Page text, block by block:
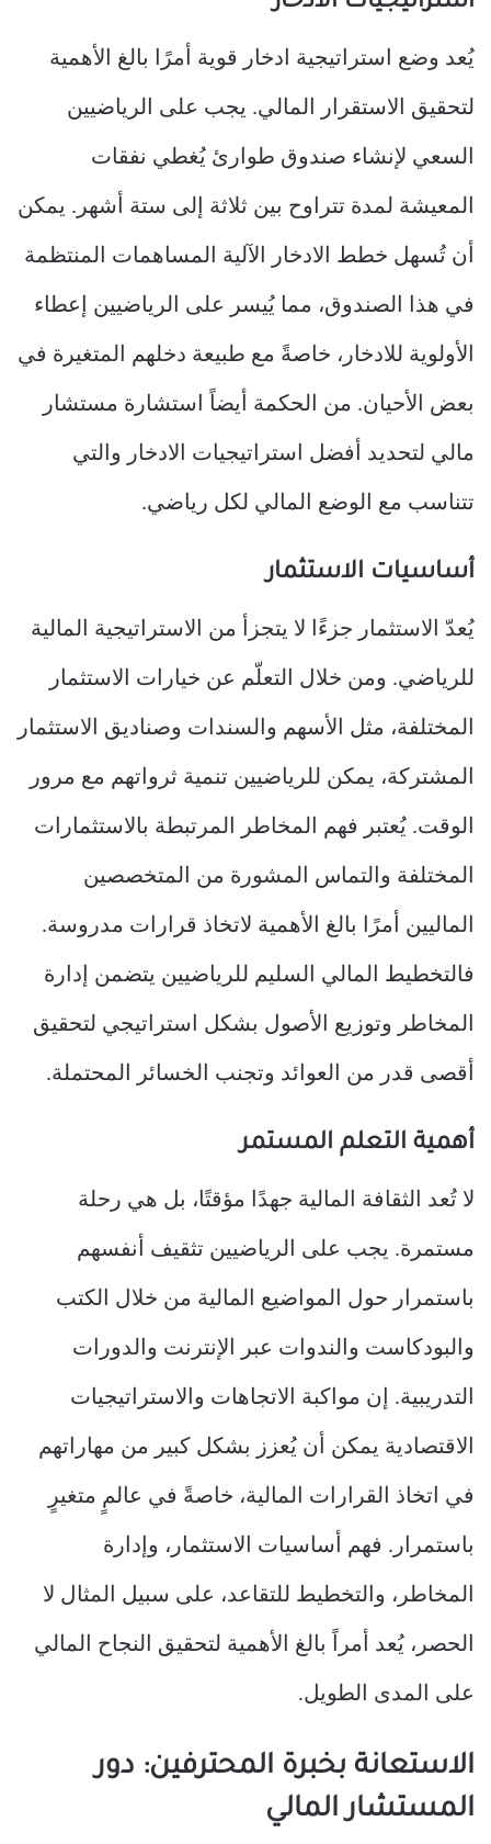
يُعد وضع استراتيجية ادخار قوية أمرًا بالغ الأهمية
لتحقيق الاستقرار المالي. يجب على الرياضيين
السعي لإنشاء صندوق طوارئ يُغطي نفقات
المعيشة لمدة تتراوح بين ثلاثة إلى ستة أشهر. يمكن
أن تُسهل خطط الادخار الآلية المساهمات المنتظمة
في هذا الصندوق، مما يُيسر على الرياضيين إعطاء
الأولوية للادخار، خاصةً مع طبيعة دخلهم المتغيرة في
بعض الأحيان. من الحكمة أيضاً استشارة مستشار
مالي لتحديد أفضل استراتيجيات الادخار والتي
تتناسب مع الوضع المالي لكل رياضي.
أساسيات الاستثمار
يُعدّ الاستثمار جزءًا لا يتجزأ من الاستراتيجية المالية
للرياضي. ومن خلال التعلّم عن خيارات الاستثمار
المختلفة، مثل الأسهم والسندات وصناديق الاستثمار
المشتركة، يمكن للرياضيين تنمية ثرواتهم مع مرور
الوقت. يُعتبر فهم المخاطر المرتبطة بالاستثمارات
المختلفة والتماس المشورة من المتخصصين
الماليين أمرًا بالغ الأهمية لاتخاذ قرارات مدروسة.
فالتخطيط المالي السليم للرياضيين يتضمن إدارة
المخاطر وتوزيع الأصول بشكل استراتيجي لتحقيق
أقصى قدر من العوائد وتجنب الخسائر المحتملة.
أهمية التعلم المستمر
لا تُعد الثقافة المالية جهدًا مؤقتًا، بل هي رحلة
مستمرة. يجب على الرياضيين تثقيف أنفسهم
باستمرار حول المواضيع المالية من خلال الكتب
والبودكاست والندوات عبر الإنترنت والدورات
التدريبية. إن مواكبة الاتجاهات والاستراتيجيات
الاقتصادية يمكن أن يُعزز بشكل كبير من مهاراتهم
في اتخاذ القرارات المالية، خاصةً في عالمٍ متغيرٍ
باستمرار. فهم أساسيات الاستثمار، وإدارة
المخاطر، والتخطيط للتقاعد، على سبيل المثال لا
الحصر، يُعد أمراً بالغ الأهمية لتحقيق النجاح المالي
على المدى الطويل.
الاستعانة بخبرة المحترفين: دور
المستشار المالي